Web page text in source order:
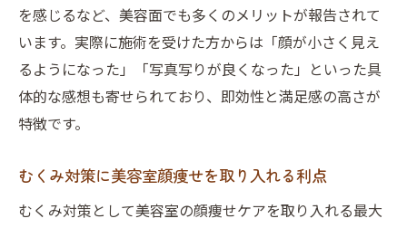
を感じるなど、美容面でも多くのメリットが報告されて
います。実際に施術を受けた方からは「顔が小さく見え
るようになった」「写真写りが良くなった」といった具
体的な感想も寄せられており、即効性と満足感の高さが
特徴です。
むくみ対策に美容室顔痩せを取り入れる利点
むくみ対策として美容室の顔痩せケアを取り入れる最大